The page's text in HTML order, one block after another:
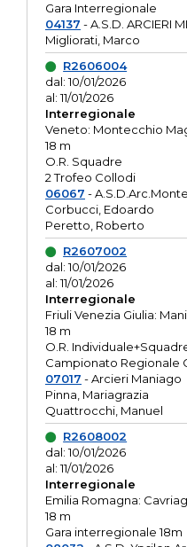
Gara Interregionale
04137 - A.S.D. ARCIERI
Migliorati, Marco
R2606004
dal: 10/01/2026
al: 11/01/2026
Interregionale
Veneto: Montecchio
18 m
O.R. Squadre
2 Trofeo Collodi
06067 -
Corbucci, Edoardo
Peretto, Roberto
R2607002
dal: 10/01/2026
al: 11/01/2026
Interregionale
Friuli Venezia Giulia:
18 m
O.R.
Campionato Regionale
07017 - Arcieri Maniago
Pinna, Mariagrazia
Quattrocchi, Manuel
R2608002
dal: 10/01/2026
al: 11/01/2026
Interregionale
Emilia Romagna:
18 m
Gara interregionale 18m